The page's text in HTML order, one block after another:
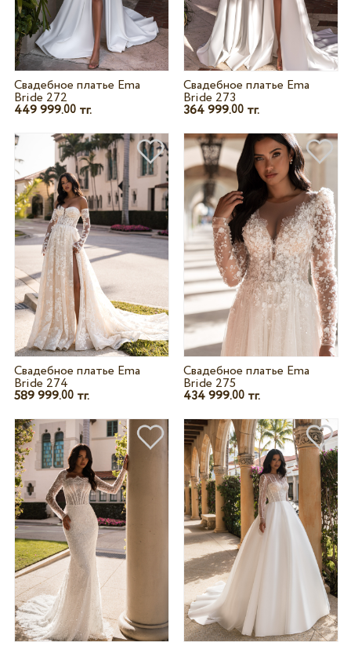
Свадебное платье Ema
Bride 272
449 999.00тг.
Свадебное платье Ema
Bride 273
364 999.00 тг.
Свадебное платье Ema
Bride 274
589 999.00тг.
Свадебное платье Ema
Bride 275
434 999.00 тг.